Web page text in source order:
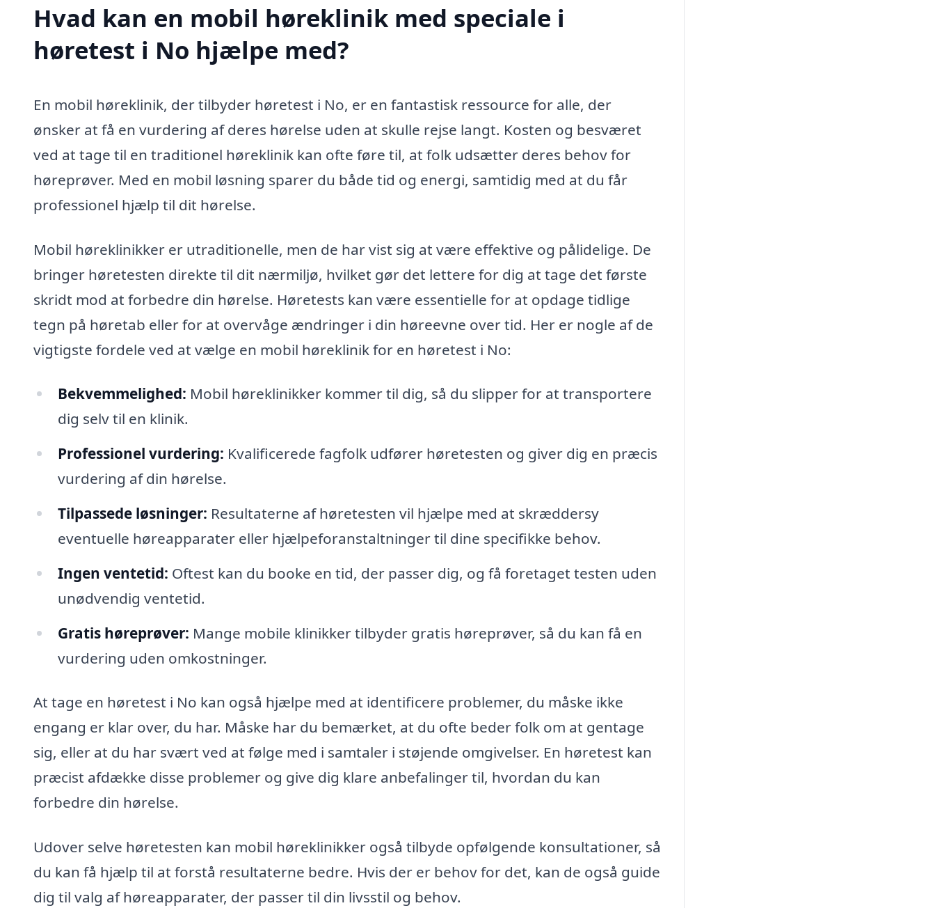
Hvad kan en mobil høreklinik med speciale i
høretest i No hjælpe med?
En mobil høreklinik, der tilbyder høretest i No, er en fantastisk ressource for alle, der
ønsker at få en vurdering af deres hørelse uden at skulle rejse langt. Kosten og besværet
ved at tage til en traditionel høreklinik kan ofte føre til, at folk udsætter deres behov for
høreprøver. Med en mobil løsning sparer du både tid og energi, samtidig med at du får
professionel hjælp til dit hørelse.
Mobil høreklinikker er utraditionelle, men de har vist sig at være effektive og pålidelige. De
bringer høretesten direkte til dit nærmiljø, hvilket gør det lettere for dig at tage det første
skridt mod at forbedre din hørelse. Høretests kan være essentielle for at opdage tidlige
tegn på høretab eller for at overvåge ændringer i din høreevne over tid. Her er nogle af de
vigtigste fordele ved at vælge en mobil høreklinik for en høretest i No:
Bekvemmelighed: Mobil høreklinikker kommer til dig, så du slipper for at transportere
dig selv til en klinik.
Professionel vurdering: Kvalificerede fagfolk udfører høretesten og giver dig en præcis
vurdering af din hørelse.
Tilpassede løsninger: Resultaterne af høretesten vil hjælpe med at skræddersy
eventuelle høreapparater eller hjælpeforanstaltninger til dine specifikke behov.
Ingen ventetid: Oftest kan du booke en tid, der passer dig, og få foretaget testen uden
unødvendig ventetid.
Gratis høreprøver: Mange mobile klinikker tilbyder gratis høreprøver, så du kan få en
vurdering uden omkostninger.
At tage en høretest i No kan også hjælpe med at identificere problemer, du måske ikke
engang er klar over, du har. Måske har du bemærket, at du ofte beder folk om at gentage
sig, eller at du har svært ved at følge med i samtaler i støjende omgivelser. En høretest kan
præcist afdække disse problemer og give dig klare anbefalinger til, hvordan du kan
forbedre din hørelse.
Udover selve høretesten kan mobil høreklinikker også tilbyde opfølgende konsultationer, så
du kan få hjælp til at forstå resultaterne bedre. Hvis der er behov for det, kan de også guide
dig til valg af høreapparater, der passer til din livsstil og behov.